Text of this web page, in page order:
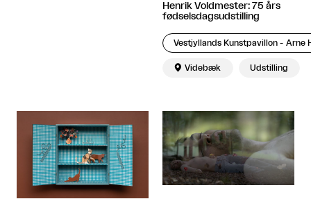
Henrik Voldmester: 75 års
fødselsdagsudstilling
Vestjyllands Kunstpavillon - Arne
 Videbæk Udstilling